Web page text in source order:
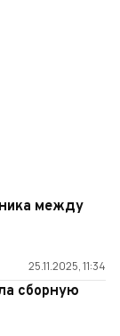
между
25.11.2025, 11:34
сборную